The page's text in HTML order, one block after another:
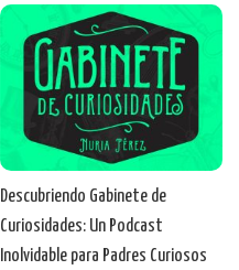
Descubriendo Gabinete de
Curiosidades: Un Podcast
Inolvidable para Padres Curiosos